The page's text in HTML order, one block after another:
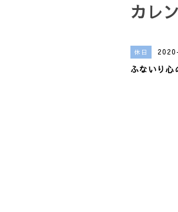
カレ
休日
ふないり心